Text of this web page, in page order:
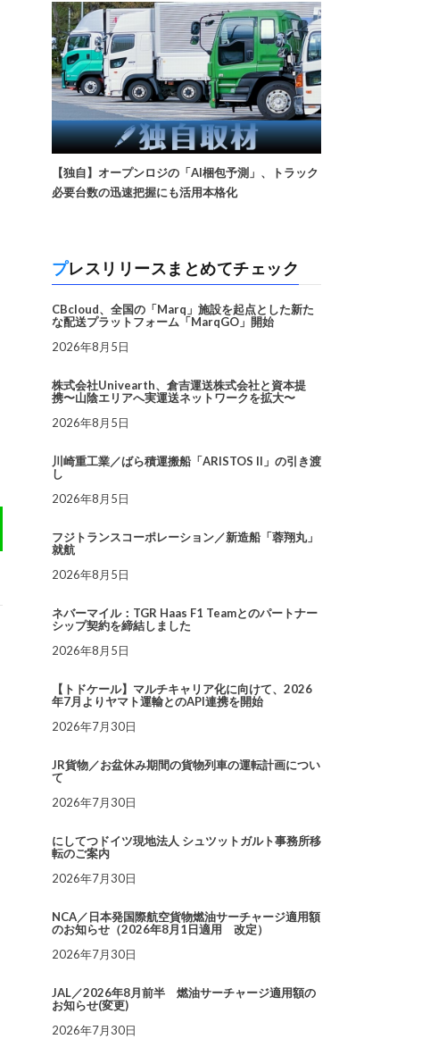
【独自】オープンロジの「AI梱包予測」、トラック
必要台数の迅速把握にも活用本格化
プレスリリースまとめてチェック
CBcloud、全国の「Marq」施設を起点とした新た
な配送プラットフォーム「MarqGO」開始
2026年8月5日
株式会社Univearth、倉吉運送株式会社と資本提
携〜山陰エリアへ実運送ネットワークを拡大〜
2026年8月5日
川崎重工業／ばら積運搬船「ARISTOS II」の引き渡
し
2026年8月5日
フジトランスコーポレーション／新造船「蓉翔丸」
就航
2026年8月5日
ネバーマイル：TGR Haas F1 Teamとのパートナー
シップ契約を締結しました
2026年8月5日
【トドケール】マルチキャリア化に向けて、2026
年7月よりヤマト運輸とのAPI連携を開始
2026年7月30日
JR貨物／お盆休み期間の貨物列車の運転計画につい
て
2026年7月30日
にしてつドイツ現地法人 シュツットガルト事務所移
転のご案内
2026年7月30日
NCA／日本発国際航空貨物燃油サーチャージ適用額
のお知らせ（2026年8月1日適用 改定）
2026年7月30日
JAL／2026年8月前半 燃油サーチャージ適用額の
お知らせ(変更)
2026年7月30日